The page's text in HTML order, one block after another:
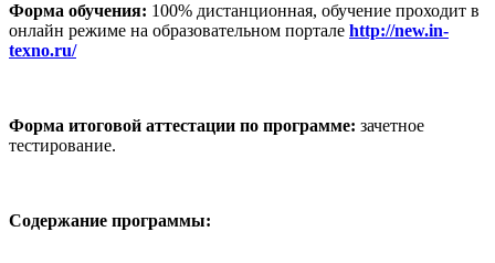
Форма обучения: 100% дистанционная, обучение проходит в
онлайн режиме на образовательном портале http://new.in-
texno.ru/
Форма итоговой аттестации по программе: зачетное
тестирование.
Содержание программы: